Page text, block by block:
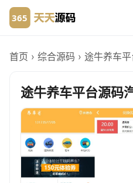
首页 › 综合源码 › 途牛养车
途牛养车平台源码